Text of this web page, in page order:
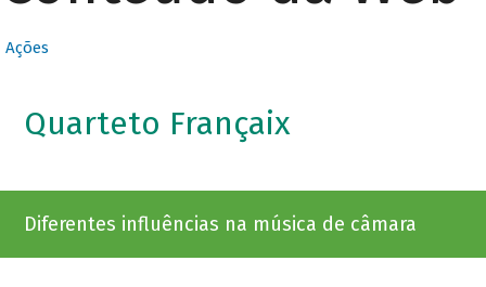
Ações
Quarteto Françaix
Diferentes influências na música de câmara